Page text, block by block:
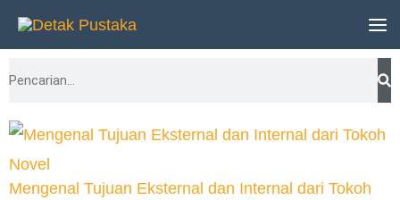
Lewati
konten
Search
Mengenal Tujuan Eksternal dan Internal dari Tokoh